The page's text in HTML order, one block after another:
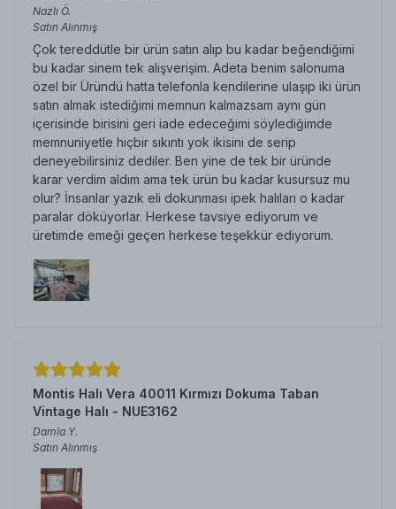
Nazlı Ö.
Satın Alınmış
Çok tereddütle bir ürün satın alıp bu kadar beğendiğimi
bu kadar sinem tek alışverişim. Adeta benim salonuma
özel bir Üründü hatta telefonla kendilerine ulaşıp iki ürün
satın almak istediğimi memnun kalmazsam aynı gün
içerisinde birisini geri iade edeceğimi söylediğimde
memnuniyetle hiçbir sıkıntı yok ikisini de serip
deneyebilirsiniz dediler. Ben yine de tek bir üründe
karar verdim aldım ama tek ürün bu kadar kusursuz mu
olur? İnsanlar yazık eli dokunması ipek halıları o kadar
paralar döküyorlar. Herkese tavsiye ediyorum ve
üretimde emeği geçen herkese teşekkür ediyorum.
Montis Halı Vera 40011 Kırmızı Dokuma Taban
Vintage Halı - NUE3162
Damla Y.
Satın Alınmış